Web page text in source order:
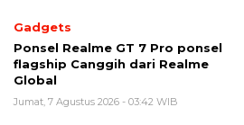
Gadgets
Ponsel Realme GT 7 Pro ponsel
flagship Canggih dari Realme
Global
Jumat, 7 Agustus 2026 - 03:42 WIB